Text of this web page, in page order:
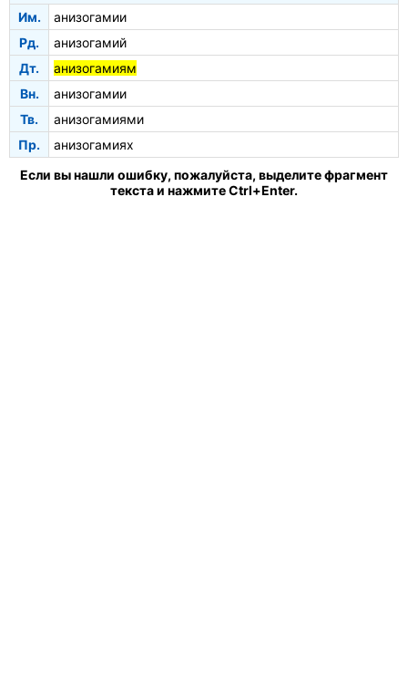
Им.
анизогамии
Рд.
анизогамий
Дт.
анизогамиям
Вн.
анизогамии
Тв.
анизогамиями
Пр.
анизогамиях
Если вы нашли ошибку, пожалуйста, выделите фрагмент
текста и нажмите Ctrl+Enter.